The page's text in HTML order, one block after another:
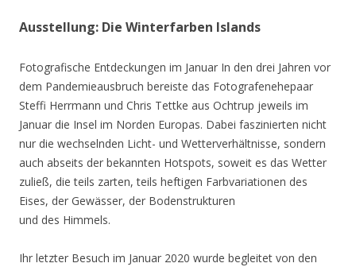
Ausstellung: Die Winterfarben Islands
Fotografische Entdeckungen im Januar In den drei Jahren vor
dem Pandemieausbruch bereiste das Fotografenehepaar
Steffi Herrmann und Chris Tettke aus Ochtrup jeweils im
Januar die Insel im Norden Europas. Dabei faszinierten nicht
nur die wechselnden Licht- und Wetterverhältnisse, sondern
auch abseits der bekannten Hotspots, soweit es das Wetter
zuließ, die teils zarten, teils heftigen Farbvariationen des
Eises, der Gewässer, der Bodenstrukturen
und des Himmels.
Ihr letzter Besuch im Januar 2020 wurde begleitet von den